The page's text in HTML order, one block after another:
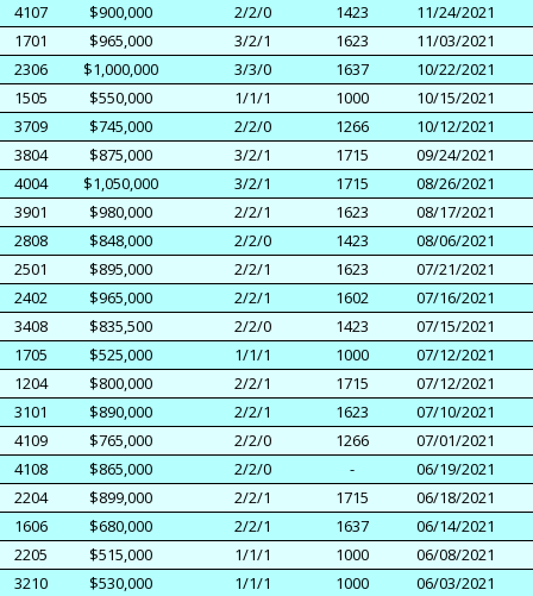
4107
$900,000 2/2/0 1423
11/24/2021
1701
$965,000 3/2/1 1623
11/03/2021
2306
$1,000,000 3/3/0 1637
10/22/2021
1505
$550,000 1/1/1 1000
10/15/2021
3709
$745,000 2/2/0 1266
10/12/2021
3804
$875,000 3/2/1 1715
09/24/2021
4004
$1,050,000 3/2/1 1715
08/26/2021
3901
$980,000 2/2/1 1623
08/17/2021
2808
$848,000 2/2/0 1423
08/06/2021
2501
$895,000 2/2/1 1623
07/21/2021
2402
$965,000 2/2/1 1602
07/16/2021
3408
$835,500 2/2/0 1423
07/15/2021
1705
$525,000 1/1/1 1000
07/12/2021
1204
$800,000 2/2/1 1715
07/12/2021
3101
$890,000 2/2/1 1623
07/10/2021
4109
$765,000 2/2/0 1266
07/01/2021
4108
$865,000 2/2/0 -
06/19/2021
2204
$899,000 2/2/1 1715
06/18/2021
1606
$680,000 2/2/1 1637
06/14/2021
2205
$515,000 1/1/1 1000
06/08/2021
3210
$530,000 1/1/1 1000
06/03/2021